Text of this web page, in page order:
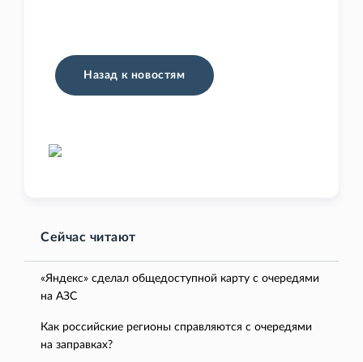
Назад к новостям
Сейчас читают
«Яндекс» сделал общедоступной карту с очередями
на АЗС
Как российские регионы справляются с очередями
на заправках?